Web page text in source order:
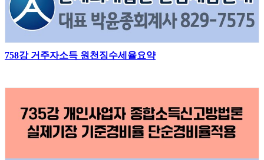
758강 거주자소득 원천징수세율요약